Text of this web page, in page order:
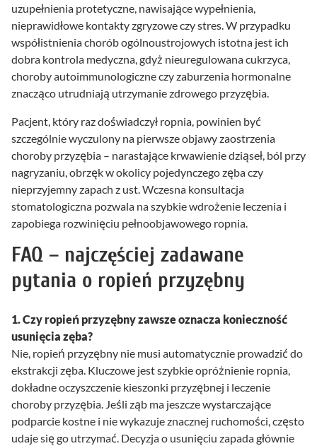
uzupełnienia protetyczne, nawisające wypełnienia,
nieprawidłowe kontakty zgryzowe czy stres. W przypadku
współistnienia chorób ogólnoustrojowych istotna jest ich
dobra kontrola medyczna, gdyż nieuregulowana cukrzyca,
choroby autoimmunologiczne czy zaburzenia hormonalne
znacząco utrudniają utrzymanie zdrowego przyzębia.
Pacjent, który raz doświadczył ropnia, powinien być
szczególnie wyczulony na pierwsze objawy zaostrzenia
choroby przyzębia – narastające krwawienie dziąseł, ból przy
nagryzaniu, obrzęk w okolicy pojedynczego zęba czy
nieprzyjemny zapach z ust. Wczesna konsultacja
stomatologiczna pozwala na szybkie wdrożenie leczenia i
zapobiega rozwinięciu pełnoobjawowego ropnia.
FAQ – najczęściej zadawane
pytania o ropień przyzębny
1. Czy ropień przyzębny zawsze oznacza konieczność
usunięcia zęba?
Nie, ropień przyzębny nie musi automatycznie prowadzić do
ekstrakcji zęba. Kluczowe jest szybkie opróżnienie ropnia,
dokładne oczyszczenie kieszonki przyzębnej i leczenie
choroby przyzębia. Jeśli ząb ma jeszcze wystarczające
podparcie kostne i nie wykazuje znacznej ruchomości, często
udaje się go utrzymać. Decyzja o usunięciu zapada głównie